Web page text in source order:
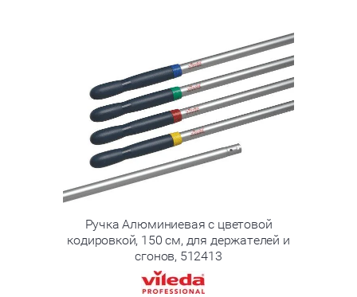
Ручка Алюминиевая с цветовой
кодировкой, 150 см, для держателей и
сгонов, 512413